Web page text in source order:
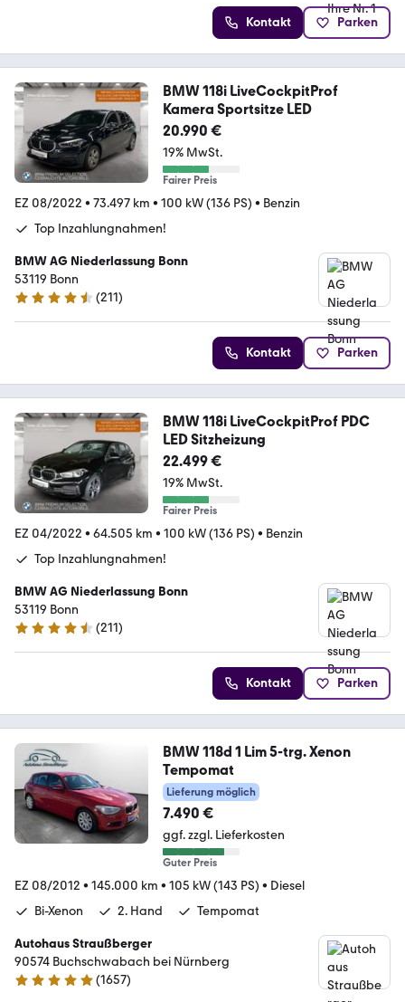
Kontakt Parken
BMW 118i LiveCockpitProf
Kamera Sportsitze LED
20.990 €
19% MwSt.
Fairer Preis
EZ 08/2022 • 73.497 km • 100 kW (136 PS) • Benzin
Top Inzahlungnahmen!
BMW AG Niederlassung Bonn
53119 Bonn
4.5 Sterne
(211)
Kontakt Parken
BMW 118i LiveCockpitProf PDC
LED Sitzheizung
22.499 €
19% MwSt.
Fairer Preis
EZ 04/2022 • 64.505 km • 100 kW (136 PS) • Benzin
Top Inzahlungnahmen!
BMW AG Niederlassung Bonn
53119 Bonn
4.5 Sterne
(211)
Kontakt Parken
BMW 118d 1 Lim 5-trg. Xenon
Tempomat
Lieferung möglich
7.490 €
ggf. zzgl. Lieferkosten
Guter Preis
EZ 08/2012 • 145.000 km • 105 kW (143 PS) • Diesel
Bi-Xenon
2. Hand Tempomat
Autohaus Straußberger
90574 Buchschwabach bei Nürnberg
4.9 Sterne
(1657)